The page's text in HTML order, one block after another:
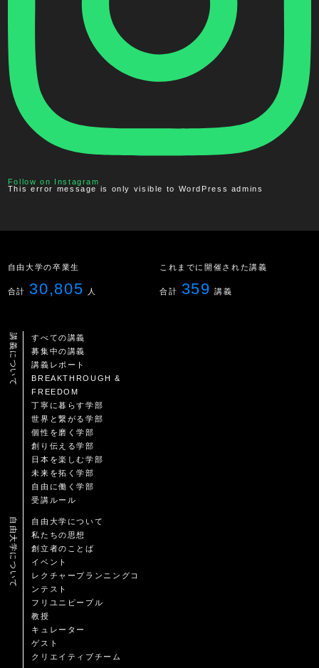
Follow on Instagram
This error message is only visible to WordPress admins
自由大学の卒業生
合計 30,805 人
これまでに開催された講義
合計 359 講義
講義について
すべての講義
募集中の講義
講義レポート
BREAKTHROUGH &
FREEDOM
丁寧に暮らす学部
世界と繋がる学部
個性を磨く学部
創り伝える学部
日本を楽しむ学部
未来を拓く学部
自由に働く学部
受講ルール
自由大学について
自由大学について
私たちの思想
創立者のことば
イベント
レクチャープランニングコ
ンテスト
フリユニピープル
教授
キュレーター
ゲスト
クリエイティブチーム